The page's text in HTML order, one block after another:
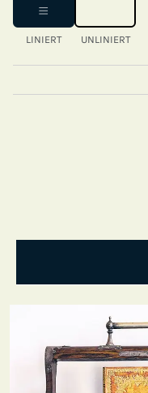
LINIERT UNLINIERT